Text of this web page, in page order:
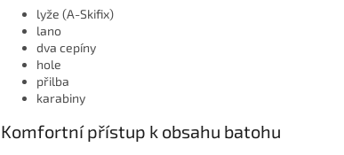
lyže (A-Skifix)
lano
dva cepíny
hole
přilba
karabiny
Komfortní přístup k obsahu batohu